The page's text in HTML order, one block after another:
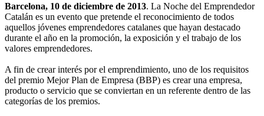
Barcelona, 10 de diciembre de 2013. La Noche del Emprendedor
Catalán es un evento que pretende el reconocimiento de todos
aquellos jóvenes emprendedores catalanes que hayan destacado
durante el año en la promoción, la exposición y el trabajo de los
valores emprendedores.
A fin de crear interés por el emprendimiento, uno de los requisitos
del premio Mejor Plan de Empresa (BBP) es crear una empresa,
producto o servicio que se conviertan en un referente dentro de las
categorías de los premios.